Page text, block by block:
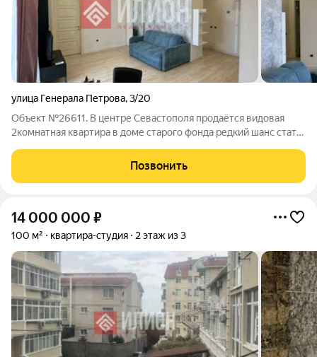
улица Генерала Петрова,3/20
Объект №26611. В центре Севастополя продаётся видовая
2комнатная квартира в доме старого фонда редкий шанс стать
потенциалом. Общая площадь квартиры 48 кв. м, жилая 27 кв.
Позвонить
14 000 000 ₽
100 м² квартира-студия 2 этаж из 3